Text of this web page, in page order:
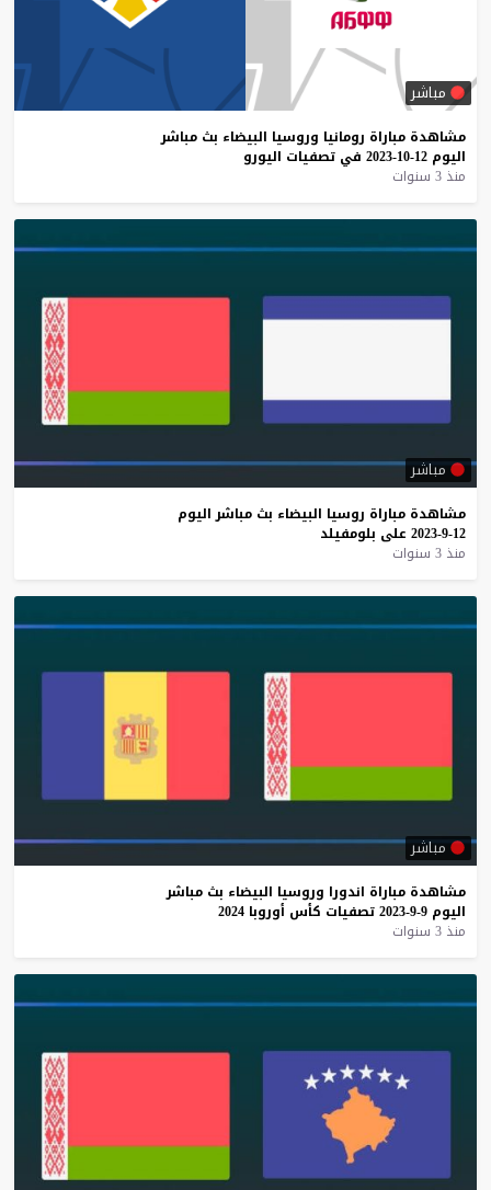
مباشر
مشاهدة مباراة رومانيا وروسيا البيضاء بث مباشر
اليوم 12-10-2023 في تصفيات اليورو
منذ 3 سنوات
مباشر
مشاهدة مباراة روسيا البيضاء بث مباشر اليوم
12-9-2023
على بلومفيلد
منذ 3 سنوات
مباشر
مشاهدة مباراة اندورا وروسيا البيضاء بث مباشر
اليوم 9-9-2023 تصفيات كأس أوروبا 2024
منذ 3 سنوات